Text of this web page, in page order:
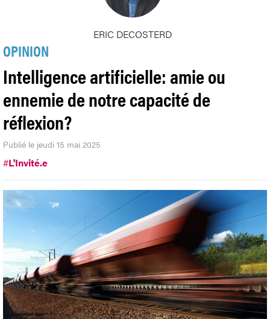
ERIC DECOSTERD
OPINION
Intelligence artificielle: amie ou
ennemie de notre capacité de
réflexion?
Publié le jeudi 15 mai 2025
#L'Invité.e